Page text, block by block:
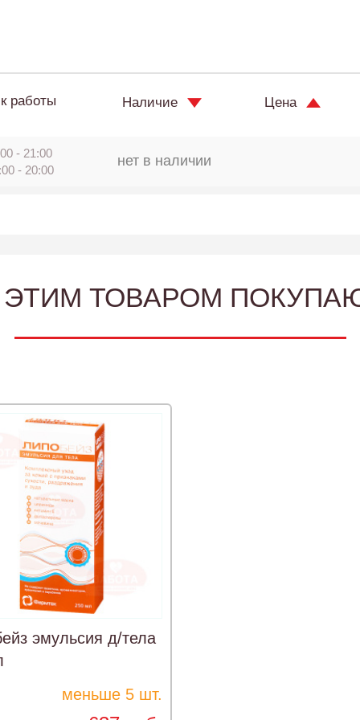
работы Наличие Цена
- 21:00
- 20:00
нет в наличии
ЭТИМ ТОВАРОМ
эмульсия д/тела
меньше 5 шт.